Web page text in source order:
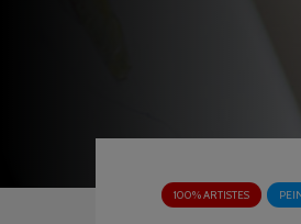
100% ARTISTES